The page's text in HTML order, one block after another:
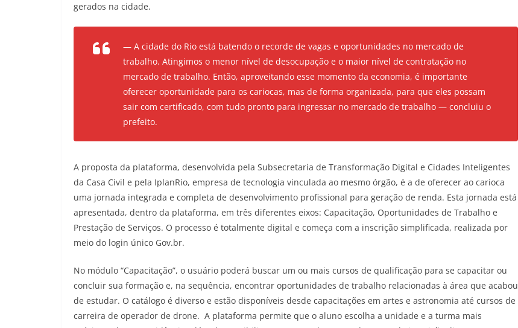
gerados na cidade.
— A cidade do Rio está batendo o recorde de vagas e oportunidades no mercado de
trabalho. Atingimos o menor nível de desocupação e o maior nível de contratação no
mercado de trabalho. Então, aproveitando esse momento da economia, é importante
oferecer oportunidade para os cariocas, mas de forma organizada, para que eles possam
sair com certificado, com tudo pronto para ingressar no mercado de trabalho — concluiu o
prefeito.
A proposta da plataforma, desenvolvida pela Subsecretaria de Transformação Digital e Cidades Inteligentes
da Casa Civil e pela IplanRio, empresa de tecnologia vinculada ao mesmo órgão, é a de oferecer ao carioca
uma jornada integrada e completa de desenvolvimento profissional para geração de renda. Esta jornada está
apresentada, dentro da plataforma, em três diferentes eixos: Capacitação, Oportunidades de Trabalho e
Prestação de Serviços. O processo é totalmente digital e começa com a inscrição simplificada, realizada por
meio do login único Gov.br.
No módulo “Capacitação”, o usuário poderá buscar um ou mais cursos de qualificação para se capacitar ou
concluir sua formação e, na sequência, encontrar oportunidades de trabalho relacionadas à área que acabou
de estudar. O catálogo é diverso e estão disponíveis desde capacitações em artes e astronomia até cursos de
carreira de operador de drone. A plataforma permite que o aluno escolha a unidade e a turma mais